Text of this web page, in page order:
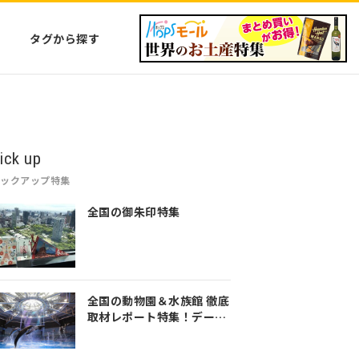
タグから探す
up
クアップ特集
全国の御朱印特集
全国の動物園＆水族館 徹底
取材レポート特集！デート